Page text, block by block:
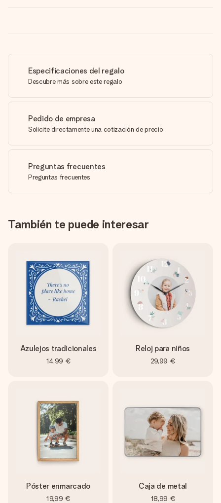
Especificaciones del regalo
Descubre más sobre este regalo
Pedido de empresa
Solicite directamente una cotización de precio
Preguntas frecuentes
Preguntas frecuentes
También te puede interesar
Azulejos tradicionales
14,99 €
Reloj para niños
29,99 €
Póster enmarcado
19,99 €
Caja de metal
18,99 €